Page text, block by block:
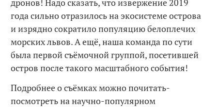
дронов! Надо сказать, что извержение 2019
года сильно отразилось на экосистеме острова
и изрядно сократило популяцию белоплечих
морских львов. А ещё, наша команда по сути
была первой съёмочной группой, посетившей
остров после такого масштабного события!
Подробнее о съёмках можно почитать-
посмотреть на научно-популярном